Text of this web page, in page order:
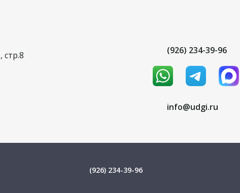
стр.8
(926) 234-39-96
info@udgi.ru
(926) 234-39-96